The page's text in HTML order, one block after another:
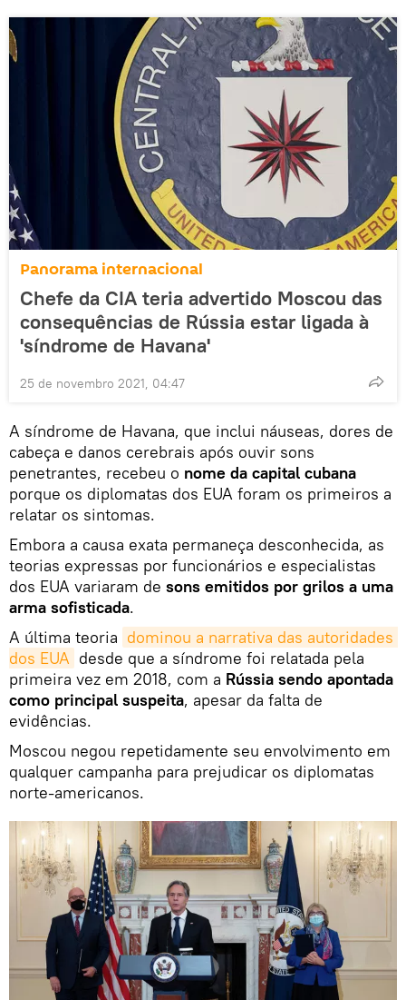
Panorama internacional
Chefe da CIA teria advertido Moscou das
consequências de Rússia estar ligada à
'síndrome de Havana'
25 de novembro 2021, 04:47
A síndrome de Havana, que inclui náuseas, dores de
cabeça e danos cerebrais após ouvir sons
penetrantes, recebeu o nome da capital cubana
porque os diplomatas dos EUA foram os primeiros a
relatar os sintomas.
Embora a causa exata permaneça desconhecida, as
teorias expressas por funcionários e especialistas
dos EUA variaram de sons emitidos por grilos a uma
arma sofisticada.
A última teoria dominou a narrativa das autoridades
dos EUA desde que a síndrome foi relatada pela
primeira vez em 2018, com a Rússia sendo apontada
como principal suspeita, apesar da falta de
evidências.
Moscou negou repetidamente seu envolvimento em
qualquer campanha para prejudicar os diplomatas
norte-americanos.